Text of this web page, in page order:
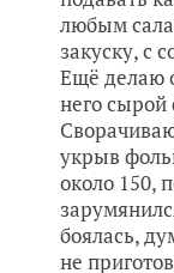
любым
закуску, с
Ещё делаю
него
укрыв
около 150,
боялась,
не